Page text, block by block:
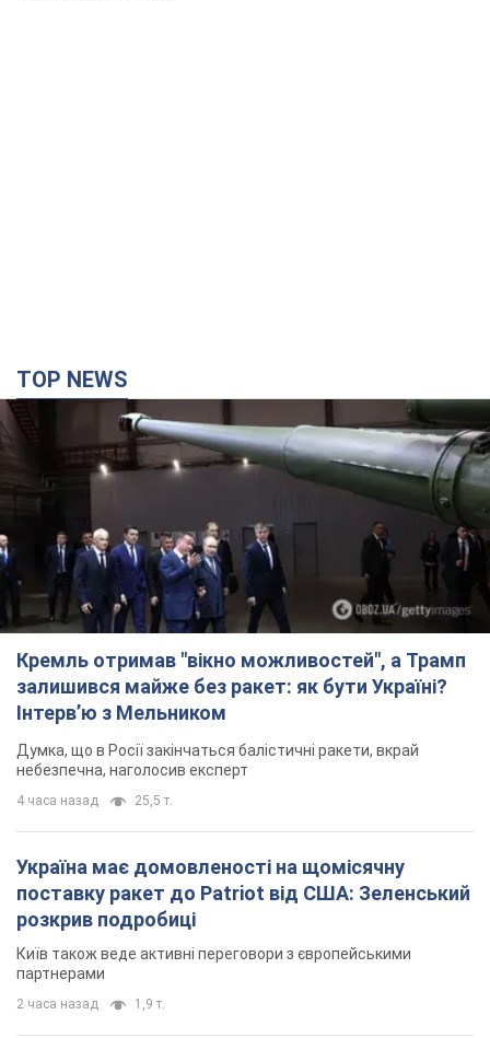
TOP NEWS
Кремль отримав "вікно можливостей", а Трамп
залишився майже без ракет: як бути Україні?
Інтерв’ю з Мельником
Думка, що в Росії закінчаться балістичні ракети, вкрай
небезпечна, наголосив експерт
4 часа назад 25,5 т.
Україна має домовленості на щомісячну
поставку ракет до Patriot від США: Зеленський
розкрив подробиці
Київ також веде активні переговори з європейськими
партнерами
2 часа назад 1,9 т.